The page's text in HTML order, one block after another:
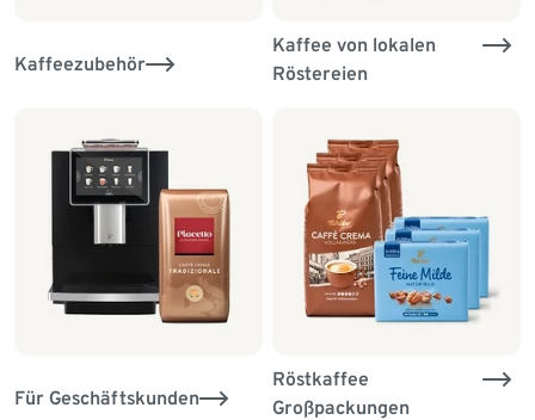
Kaffeezubehör
Kaffee von lokalen
Röstereien
Für Geschäftskunden
Röstkaffee
Großpackungen